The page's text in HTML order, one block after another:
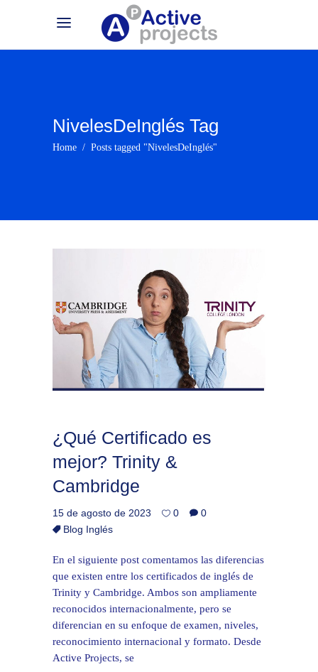
NivelesDeInglés Tag
Home / Posts tagged "NivelesDeInglés"
¿Qué Certificado es
mejor? Trinity &
Cambridge
15 de agosto de 2023 0
0
Blog Inglés
En el siguiente post comentamos las diferencias
que existen entre los certificados de inglés de
Trinity y Cambridge. Ambos son ampliamente
reconocidos internacionalmente, pero se
diferencian en su enfoque de examen, niveles,
reconocimiento internacional y formato. Desde
Active Projects, se